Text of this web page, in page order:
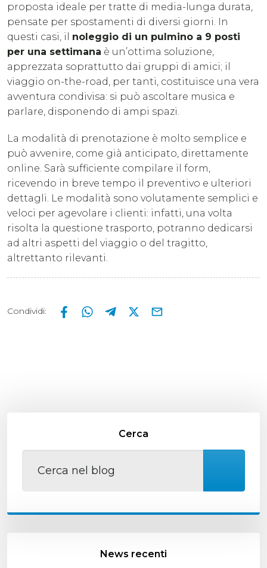
proposta ideale per tratte di media-lunga durata,
pensate per spostamenti di diversi giorni. In
questi casi, il noleggio di un pulmino a 9 posti
per una settimana è un’ottima soluzione,
apprezzata soprattutto dai gruppi di amici; il
viaggio on-the-road, per tanti, costituisce una vera
avventura condivisa: si può ascoltare musica e
parlare, disponendo di ampi spazi.
La modalità di prenotazione è molto semplice e
può avvenire, come già anticipato, direttamente
online. Sarà sufficiente compilare il form,
ricevendo in breve tempo il preventivo e ulteriori
dettagli. Le modalità sono volutamente semplici e
veloci per agevolare i clienti: infatti, una volta
risolta la questione trasporto, potranno dedicarsi
ad altri aspetti del viaggio o del tragitto,
altrettanto rilevanti.
Condividi:
Cerca
News recenti